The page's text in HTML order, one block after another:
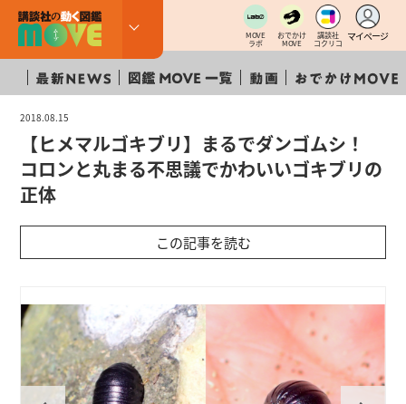
MOVE
ラボ
おでかけ
MOVE
講談社
コクリコ
マイページ
2018.08.15
【ヒメマルゴキブリ】まるでダンゴムシ！
コロンと丸まる不思議でかわいいゴキブリの
正体
この記事を読む